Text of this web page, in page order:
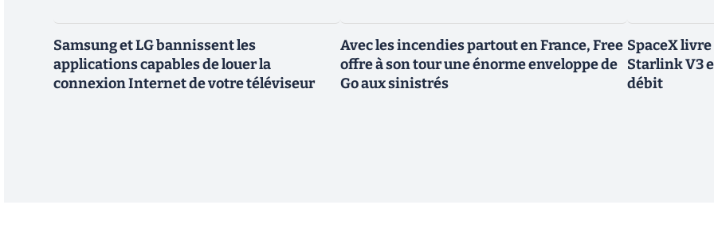
Samsung et LG bannissent les
applications capables de louer la
connexion Internet de votre téléviseur
Avec les incendies partout en France, Free
offre à son tour une énorme enveloppe de
Go aux sinistrés
SpaceX
Starlink V3
débit